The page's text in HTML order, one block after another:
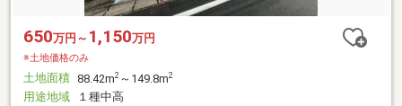
650万円～ 1,150万円
※土地価格のみ
土地面積 88.42m2 ～149.8m2
用途地域
１種中高